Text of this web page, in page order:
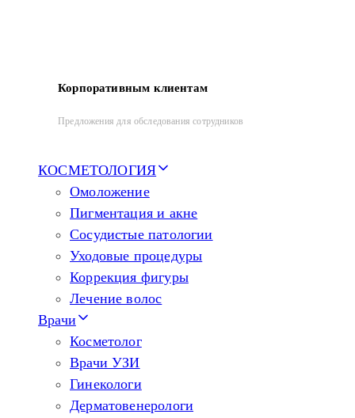
Корпоративным клиентам
Предложения для обследования сотрудников
КОСМЕТОЛОГИЯ
Омоложение
Пигментация и акне
Сосудистые патологии
Уходовые процедуры
Коррекция фигуры
Лечение волос
Врачи
Косметолог
Врачи УЗИ
Гинекологи
Дерматовенерологи